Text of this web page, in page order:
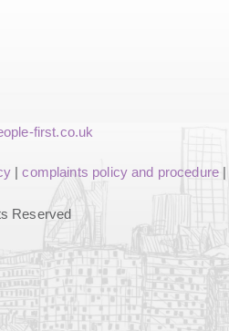
first.co.uk
|complaints policy and procedure |
Reserved